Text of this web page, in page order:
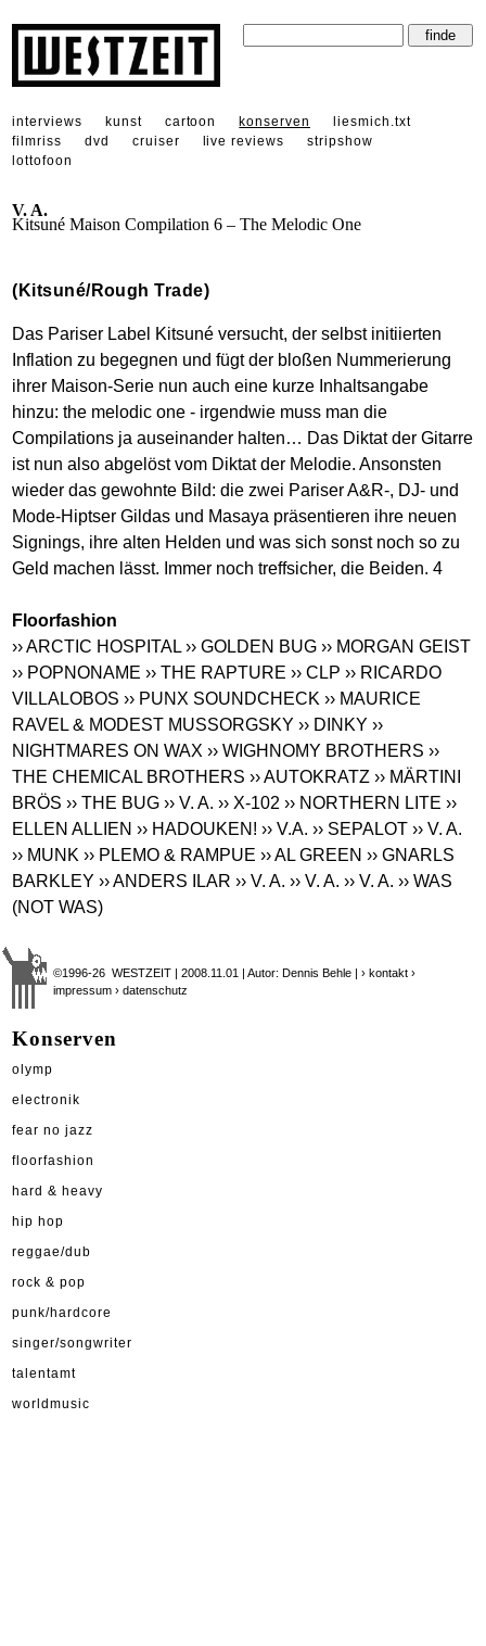
interviews kunst cartoon konserven
liesmich.txt
filmriss
dvd cruiser live reviews
stripshow
lottofoon
V. A.
Kitsuné Maison Compilation 6 – The Melodic One
(Kitsuné/Rough Trade)
Das Pariser Label Kitsuné versucht, der selbst initiierten
Inflation zu begegnen und fügt der bloßen Nummerierung
ihrer Maison-Serie nun auch eine kurze Inhaltsangabe
hinzu: the melodic one - irgendwie muss man die
Compilations ja auseinander halten… Das Diktat der Gitarre
ist nun also abgelöst vom Diktat der Melodie. Ansonsten
wieder das gewohnte Bild: die zwei Pariser A&R-, DJ- und
Mode-Hiptser Gildas und Masaya präsentieren ihre neuen
Signings, ihre alten Helden und was sich sonst noch so zu
Geld machen lässt. Immer noch treffsicher, die Beiden. 4
Floorfashion
›› ARCTIC HOSPITAL ›› GOLDEN BUG ›› MORGAN GEIST
›› POPNONAME ›› THE RAPTURE ›› CLP ›› RICARDO
VILLALOBOS ›› PUNX SOUNDCHECK ›› MAURICE
RAVEL & MODEST MUSSORGSKY ›› DINKY ››
NIGHTMARES ON WAX ›› WIGHNOMY BROTHERS ››
THE CHEMICAL BROTHERS ›› AUTOKRATZ ›› MÄRTINI
BRÖS ›› THE BUG ›› V. A. ›› X-102 ›› NORTHERN LITE ››
ELLEN ALLIEN ›› HADOUKEN! ›› V.A. ›› SEPALOT ›› V. A.
›› MUNK ›› PLEMO & RAMPUE ›› AL GREEN ›› GNARLS
BARKLEY ›› ANDERS ILAR ›› V. A. ›› V. A. ›› V. A. ›› WAS
(NOT WAS)
©1996-26 WESTZEIT | 2008.11.01 | Autor: Dennis Behle |› kontakt ›
impressum › datenschutz
Konserven
olymp
electronik
fear no jazz
floorfashion
hard & heavy
hip hop
reggae/dub
rock & pop
punk/hardcore
singer/songwriter
talentamt
worldmusic